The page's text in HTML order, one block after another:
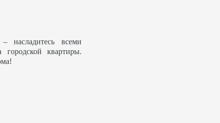
насладитесь всеми
квартиры.